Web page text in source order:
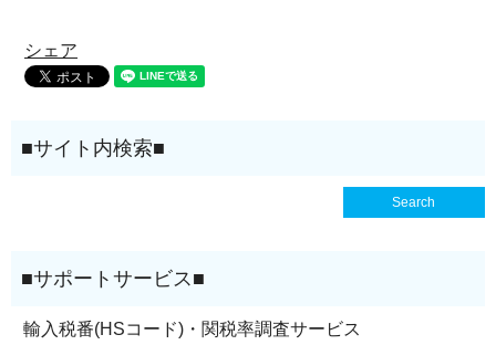
シェア
輸入税番(HSコード)・関税率調査サービス